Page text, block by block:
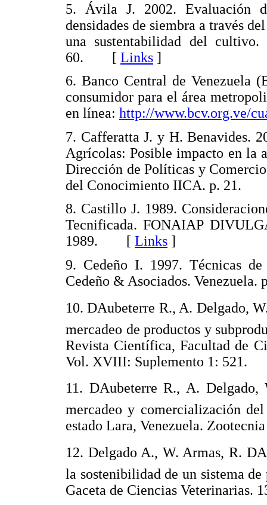
5. Ávila J. 2002. Evaluación
densidades de siembra a través
una sustentabilidad del
60. [ Links ]
6. Banco Central de Venezuela
consumidor para el área
en línea: http://www.bcv.org.ve/
7. Cafferatta J. y H. Benavides.
Agrícolas: Posible impacto en la
Dirección de Políticas y
del Conocimiento IICA. p.
8. Castillo J. 1989.
Tecnificada. FONAIAP
1989. [ Links ]
9. Cedeño I. 1997. Técnicas
Cedeño & Asociados.
10. DAubeterre R., A. Delgado,
mercadeo de productos y
Revista Científica, Facultad de
Vol. XVIII: Suplemento 1:
11. DAubeterre R., A.
mercadeo y comercialización
estado Lara, Venezuela.
12. Delgado A., W. Armas, R.
la sostenibilidad de un sistema
Gaceta de Ciencias